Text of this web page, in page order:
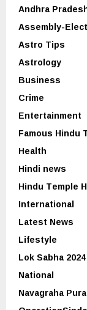
Andhra
Assembly-
Astro Tips
Astrology
Business
Crime
Entertainment
Famous Hindu
Health
Hindi news
Hindu Temple
International
Latest News
Lifestyle
Lok Sabha 2024
National
Navagraha